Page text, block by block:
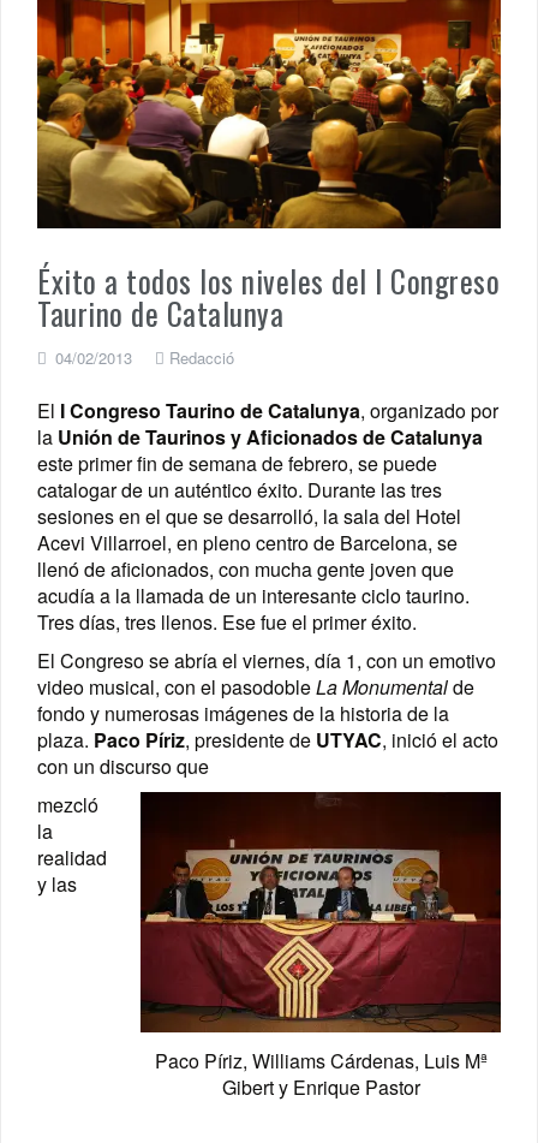
Éxito a todos los niveles del I Congreso
Taurino de Catalunya
04/02/2013 Redacció
El I Congreso Taurino de Catalunya, organizado por
la Unión de Taurinos y Aficionados de Catalunya
este primer fin de semana de febrero, se puede
catalogar de un auténtico éxito. Durante las tres
sesiones en el que se desarrolló, la sala del Hotel
Acevi Villarroel, en pleno centro de Barcelona, se
llenó de aficionados, con mucha gente joven que
acudía a la llamada de un interesante ciclo taurino.
Tres días, tres llenos. Ese fue el primer éxito.
El Congreso se abría el viernes, día 1, con un emotivo
video musical, con el pasodobleLa Monumentalde
fondo y numerosas imágenes de la historia de la
plaza. Paco Píriz, presidente de UTYAC, inició el acto
con un discurso que
Paco Píriz, Williams Cárdenas, Luis Mª
Gibert y Enrique Pastor
mezcló
la
realidad
y las